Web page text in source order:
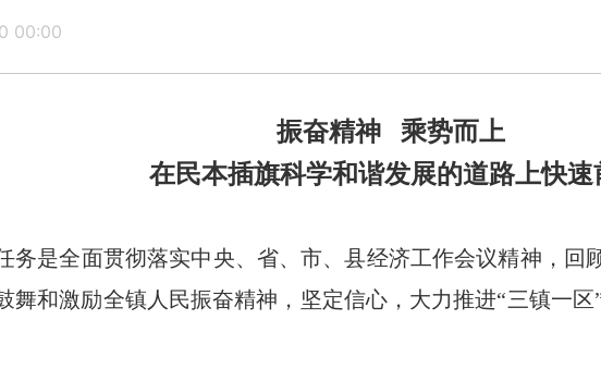
00:00
振奋精神 乘势而上
在民本插旗科学和谐发展的道路上快速
务是全面贯彻落实中央、省、市、县经济工作会议精神，回
舞和激励全镇人民振奋精神，坚定信心，大力推进“三镇一